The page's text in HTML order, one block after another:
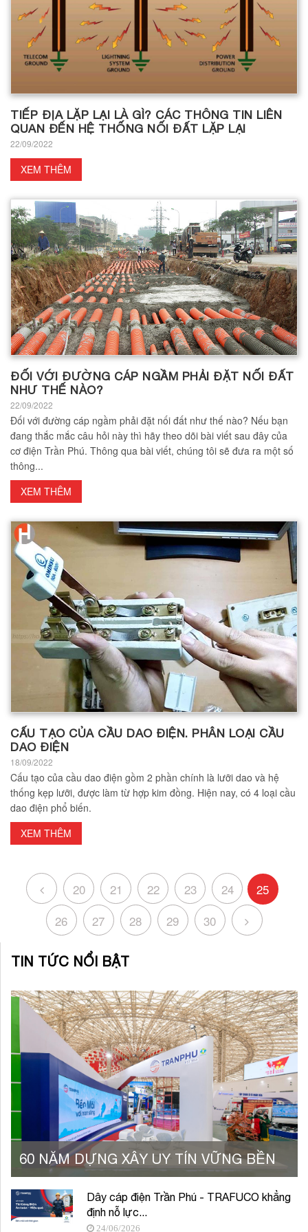
TIẾP ĐỊA LẶP LẠI LÀ GÌ? CÁC THÔNG TIN LIÊN
QUAN ĐẾN HỆ THỐNG NỐI ĐẤT LẶP LẠI
22/09/2022
XEM THÊM
ĐỐI VỚI ĐƯỜNG CÁP NGẦM PHẢI ĐẶT NỐI ĐẤT
NHƯ THẾ NÀO?
22/09/2022
Đối với đường cáp ngầm phải đặt nối đất như thế nào? Nếu bạn
đang thắc mắc câu hỏi này thì hãy theo dõi bài viết sau đây của
cơ điện Trần Phú. Thông qua bài viết, chúng tôi sẽ đưa ra một số
thông...
XEM THÊM
CẤU TẠO CỦA CẦU DAO ĐIỆN. PHÂN LOẠI CẦU
DAO ĐIỆN
18/09/2022
Cấu tạo của cầu dao điện gồm 2 phần chính là lưỡi dao và hệ
thống kẹp lưỡi, được làm từ hợp kim đồng. Hiện nay, có 4 loại cầu
dao điện phổ biến.
XEM THÊM
20 21 22 23 24
25
26
27 28 29 30
TIN TỨC NỔI BẬT
60 NĂM DỰNG XÂY UY TÍN VỮNG BỀN
Dây cáp điện Trần Phú - TRAFUCO khẳng
định nỗ lực...
24/06/2026